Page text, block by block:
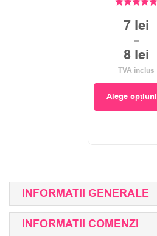
7 lei
–
8 lei
TVA inclus
Alege opțiuni
INFORMATII GENERALE
INFORMATII COMENZI